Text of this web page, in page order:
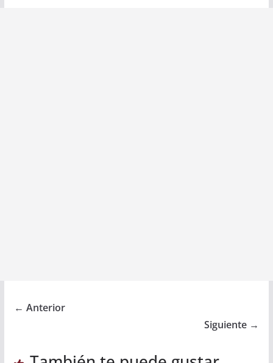
← Anterior
Siguiente →